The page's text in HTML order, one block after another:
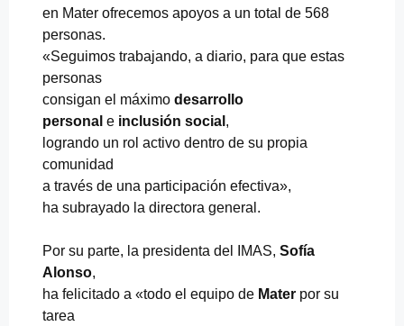
en Mater ofrecemos apoyos a un total de 568
personas.
«Seguimos trabajando, a diario, para que estas
personas
consigan el máximo desarrollo
personal e inclusión social ,
logrando un rol activo dentro de su propia
comunidad
a través de una participación efectiva»,
ha subrayado la directora general.
Por su parte, la presidenta del IMAS, Sofía
Alonso,
ha felicitado a «todo el equipo de Mater por su
tarea